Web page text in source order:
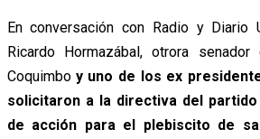
En conversación con Radio y Diario
Ricardo Hormazábal, otrora
Coquimbo y uno de los ex
solicitaron a la directiva del
de acción para el plebiscito de